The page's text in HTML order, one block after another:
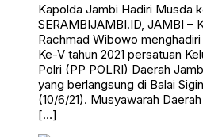
Kapolda Jambi Hadiri Musda
SERAMBIJAMBI.ID, JAMBI –
Rachmad Wibowo
Ke-V tahun 2021 persatuan
Polri (PP POLRI) Daerah
yang berlangsung di Balai
(10/6/21). Musyawarah
[…]